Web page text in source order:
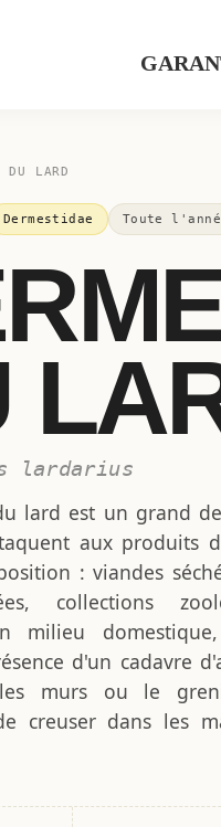
DU LARD
Dermestidae Toute
lardarius
lard est un grand
aux produits
: viandes
collections
milieu
d'un cadavre
murs ou le
creuser dans les